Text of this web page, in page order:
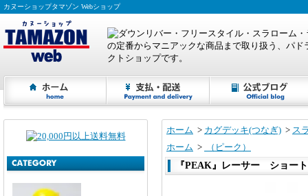
カヌーショップタマゾン Webショップ
ホーム > カグデッキ(つなぎ) > ス
ホーム >
（ピーク）
『PEAK』レーサー ショ